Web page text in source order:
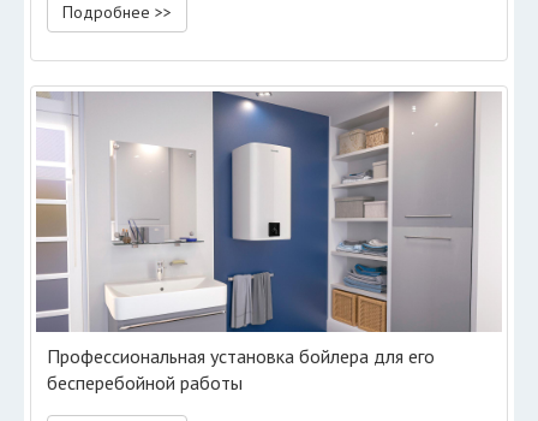
Подробнее >>
Профессиональная установка бойлера для его
бесперебойной работы